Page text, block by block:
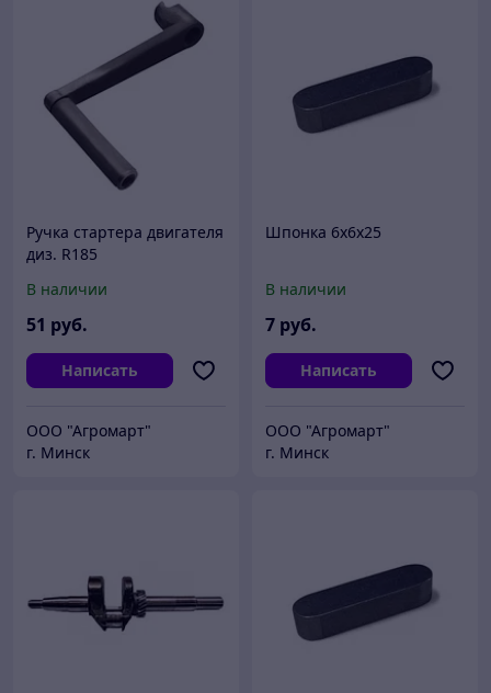
Ручка стартера двигателя
диз. R185
В наличии
51 руб.
Написать
ООО "Агромарт"
г. Минск
Шпонка 6x6x25
В наличии
7 руб.
Написать
ООО "Агромарт"
г. Минск